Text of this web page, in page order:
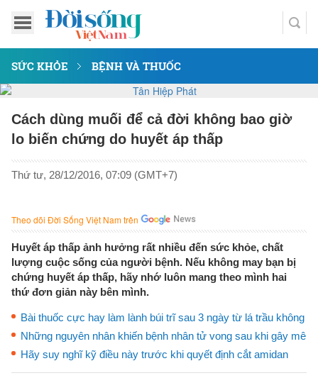
SỨC KHỎE BỆNH VÀ THUỐC
Cách dùng muối để cả đời không bao giờ
lo biến chứng do huyết áp thấp
Thứ tư, 28/12/2016, 07:09 (GMT+7)
Theo dõi Đời Sống Việt Nam trên
Huyết áp thấp ảnh hưởng rất nhiều đến sức khỏe, chất
lượng cuộc sống của người bệnh. Nếu không may bạn bị
chứng huyết áp thấp, hãy nhớ luôn mang theo mình hai
thứ đơn giản này bên mình.
Bài thuốc cực hay làm lành búi trĩ sau 3 ngày từ lá trầu không
Những nguyên nhân khiến bệnh nhân tử vong sau khi gây mê
Hãy suy nghĩ kỹ điều này trước khi quyết định cắt amidan